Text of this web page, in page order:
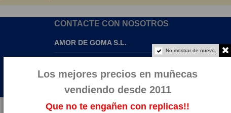
CONTACTE CON NOSOTROS
AMOR DE GOMA S.L.
No mostrar de nuevo.
Los mejores precios en muñecas
vendiendo desde 2011
Que no te engañen con replicas!!